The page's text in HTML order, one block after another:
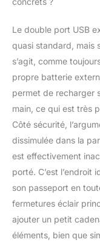
Le double port USB
quasi standard, mais
s’agit, comme
propre batterie
permet de recharger
main, ce qui est très
Côté sécurité,
dissimulée dans la
est effectivement
porté. C’est l’endroit
son passeport en
fermetures éclair
ajouter un petit
éléments, bien que